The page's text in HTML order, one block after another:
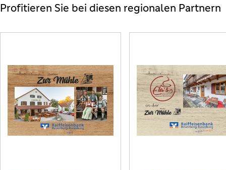
Profitieren Sie bei diesen regionalen Partnern